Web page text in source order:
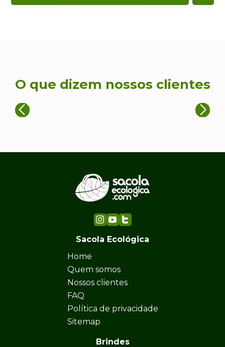
O que dizem nossos clientes
Sacola Ecológica
Home
Quem somos
Nossos clientes
FAQ
Política de privacidade
Sitemap
Brindes